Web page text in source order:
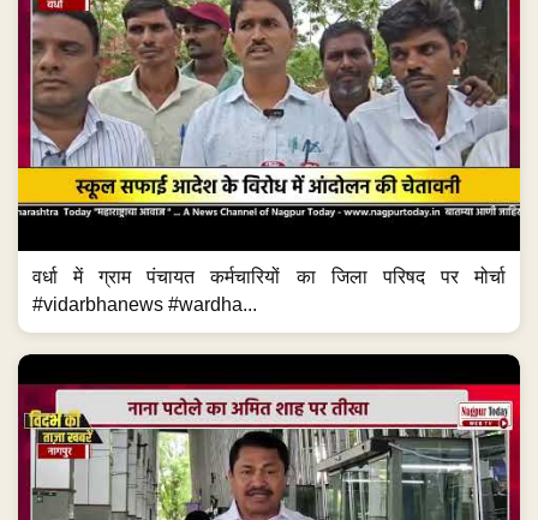
वर्धा में ग्राम पंचायत कर्मचारियों का जिला परिषद पर मोर्चा
#vidarbhanews #wardha...